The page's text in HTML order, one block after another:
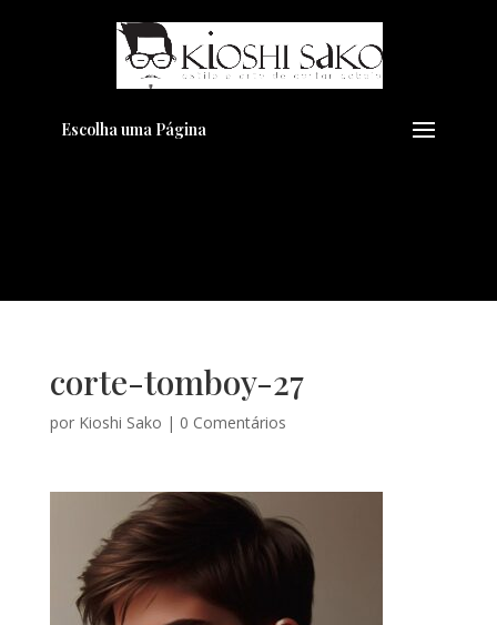
Escolha uma Página
corte-tomboy-27
por Kioshi Sako | 0 Comentários
Pensando em transformar seu
Visual??